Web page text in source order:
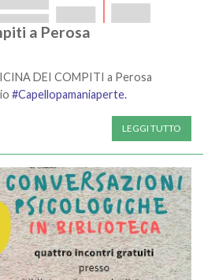
a Perosa
DEI COMPITI a Perosa
#Capellopamaniaperte.
LEGGI TUTTO